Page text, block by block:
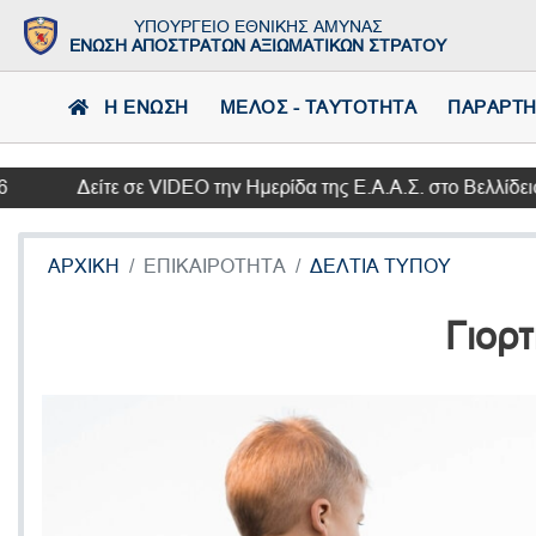
ΥΠΟΥΡΓΕΙΟ ΕΘΝΙΚΗΣ ΑΜΥΝΑΣ
ΕΝΩΣΗ ΑΠΟΣΤΡΑΤΩΝ ΑΞΙΩΜΑΤΙΚΩΝ ΣΤΡΑΤΟΥ
Η ΕΝΩΣΗ ΜΕΛΟΣ - ΤΑΥΤΟΤΗΤΑ
Δείτε σε VIDEO την Ημερίδα της Ε.Α.Α.Σ. στο Βελλίδειο
ΑΡΧΙΚΗ ΕΠΙΚΑΙΡΟΤΗΤΑ ΔΕΛΤΙΑ ΤΥΠΟΥ